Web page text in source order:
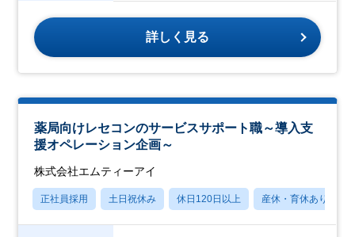
詳しく見る
薬局向けレセコンのサービスサポート職～導入支
援オペレーション企画～
株式会社エムティーアイ
正社員採用 土日祝休み 休日120日以上 産休・育休あり